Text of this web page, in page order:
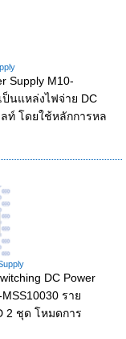
Supply M10-
ป็นแหล่งไฟจ่าย DC
ท์ โดยใช้หลักการหล
DC Power
ราย
2 ชุด โหมดการ